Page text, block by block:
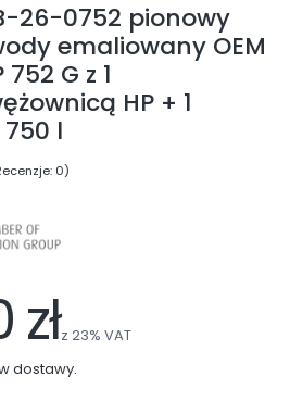
26-0752 pionowy
emaliowany OEM
752 G z 1
HP + 1
l
0)
złz 23% VAT
dostawy.